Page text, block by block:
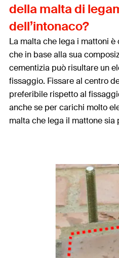
della malta di
dell’intonaco?
La malta che lega i mattoni
che in base alla sua
cementizia può risultare un
fissaggio. Fissare al centro
preferibile rispetto al
anche se per carichi molto
malta che lega il mattone sia